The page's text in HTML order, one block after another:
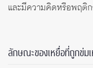
และมีความคิดหรือพฤติ
ลักษณะของเหยื่อที่ถูกข่ม